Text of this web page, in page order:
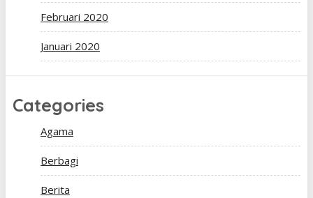
Februari 2020
Januari 2020
Categories
Agama
Berbagi
Berita